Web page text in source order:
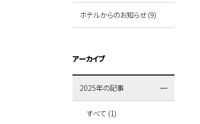
ホテルからのお知らせ (9)
アーカイブ
2025年の記事
すべて (1)